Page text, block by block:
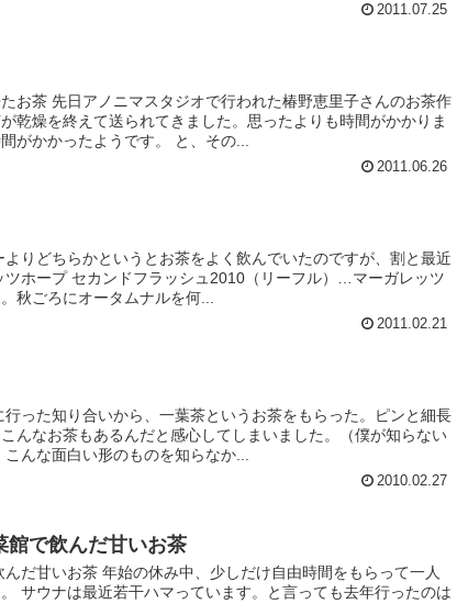
2011.07.25
お茶 先日アノニマスタジオで行われた椿野恵里子さんのお茶作
乾燥を終えて送られてきました。思ったよりも時間がかかりま
がかかったようです。 と、その...
2011.06.26
りどちらかというとお茶をよく飲んでいたのですが、割と最近
ツホープ セカンドフラッシュ2010（リーフル）…マーガレッツ
秋ごろにオータムナルを何...
2011.02.21
行った知り合いから、一葉茶というお茶をもらった。ピンと細長
んなお茶もあるんだと感心してしまいました。（僕が知らない
んな面白い形のものを知らなか...
2010.02.27
館で飲んだ甘いお茶
だ甘いお茶 年始の休み中、少しだけ自由時間をもらって一人
サウナは最近若干ハマっています。と言っても去年行ったのは